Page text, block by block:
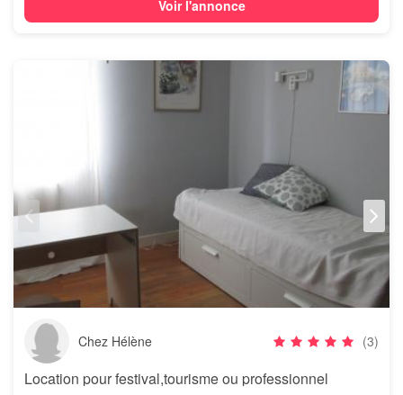
Voir l'annonce
Chez Hélène (3)
Location pour festival,tourisme ou professionnel